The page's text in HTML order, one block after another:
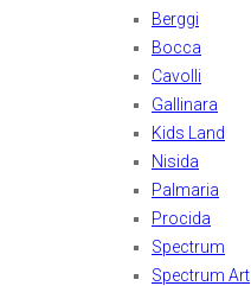
Berggi
Bocca
Cavolli
Gallinara
Kids Land
Nisida
Palmaria
Procida
Spectrum
Spectrum Art